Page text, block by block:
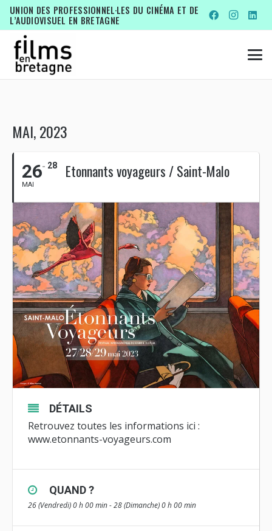
UNION DES PROFESSIONNEL·LES DU CINÉMA ET DE
L’AUDIOVISUEL EN BRETAGNE
MAI, 2023
26
MAI
28 Etonnants voyageurs / Saint-Malo
DÉTAILS
Retrouvez toutes les informations ici :
www.etonnants-voyageurs.com
QUAND ?
26 (Vendredi) 0 h 00 min - 28 (Dimanche) 0 h 00 min